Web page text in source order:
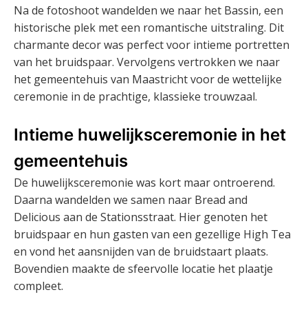
Na de fotoshoot wandelden we naar het Bassin, een
historische plek met een romantische uitstraling. Dit
charmante decor was perfect voor intieme portretten
van het bruidspaar. Vervolgens vertrokken we naar
het gemeentehuis van Maastricht voor de wettelijke
ceremonie in de prachtige, klassieke trouwzaal.
Intieme huwelijksceremonie in het
gemeentehuis
De huwelijksceremonie was kort maar ontroerend.
Daarna wandelden we samen naar Bread and
Delicious aan de Stationsstraat. Hier genoten het
bruidspaar en hun gasten van een gezellige High Tea
en vond het aansnijden van de bruidstaart plaats.
Bovendien maakte de sfeervolle locatie het plaatje
compleet.